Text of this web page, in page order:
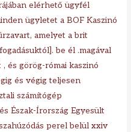
elérhető ügyfél
ügyletet a BOF Kaszinó
amelyet a brit
be él .magával
és görög-római kaszinó
és végig teljesen
számítógép
Észak-Írország Egyesült
perel belül xxiv